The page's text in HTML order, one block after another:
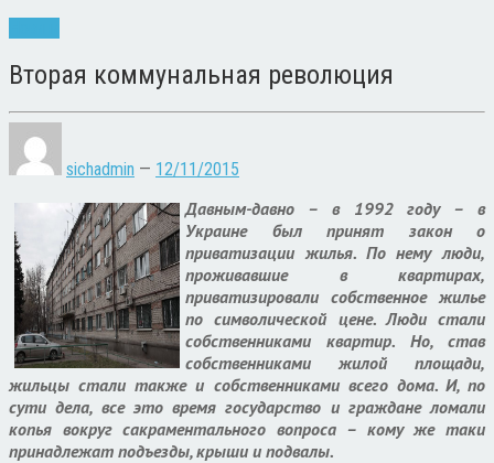
Вторая коммунальная революция
sichadmin — 12/11/2015
Давным-давно – в 1992 году – в
Украине был принят закон о
приватизации жилья. По нему люди,
проживавшие в квартирах,
приватизировали собственное жилье
по символической цене. Люди стали
собственниками квартир. Но, став
собственниками жилой площади,
жильцы стали также и собственниками всего дома. И, по
сути дела, все это время государство и граждане ломали
копья вокруг сакраментального вопроса – кому же таки
принадлежат подъезды, крыши и подвалы.